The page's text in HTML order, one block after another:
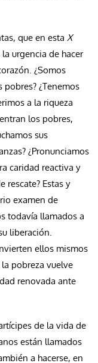
que en esta X
urgencia de hacer
¿Somos
¿Tenemos
a la riqueza
los pobres,
sus
¿Pronunciamos
caridad reactiva y
rescate? Estas y
examen de
todavía llamados a
liberación.
ellos mismos
pobreza vuelve
renovada ante
de la vida de
están llamados
a hacerse, en